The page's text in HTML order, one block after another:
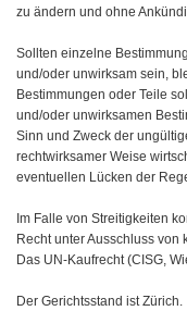
zu ändern und ohne
Sollten einzelne
und/oder unwirksam sein,
Bestimmungen oder Teile
und/oder unwirksamen
Sinn und Zweck der
rechtwirksamer Weise
eventuellen Lücken der
Im Falle von Streitigkeiten
Recht unter Ausschluss
Das UN-Kaufrecht (CISG,
Der Gerichtsstand ist Zürich.